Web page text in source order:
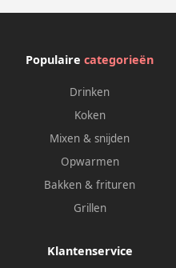
Populaire categorieën
Drinken
Koken
Mixen & snijden
Opwarmen
Bakken & frituren
Grillen
Klantenservice